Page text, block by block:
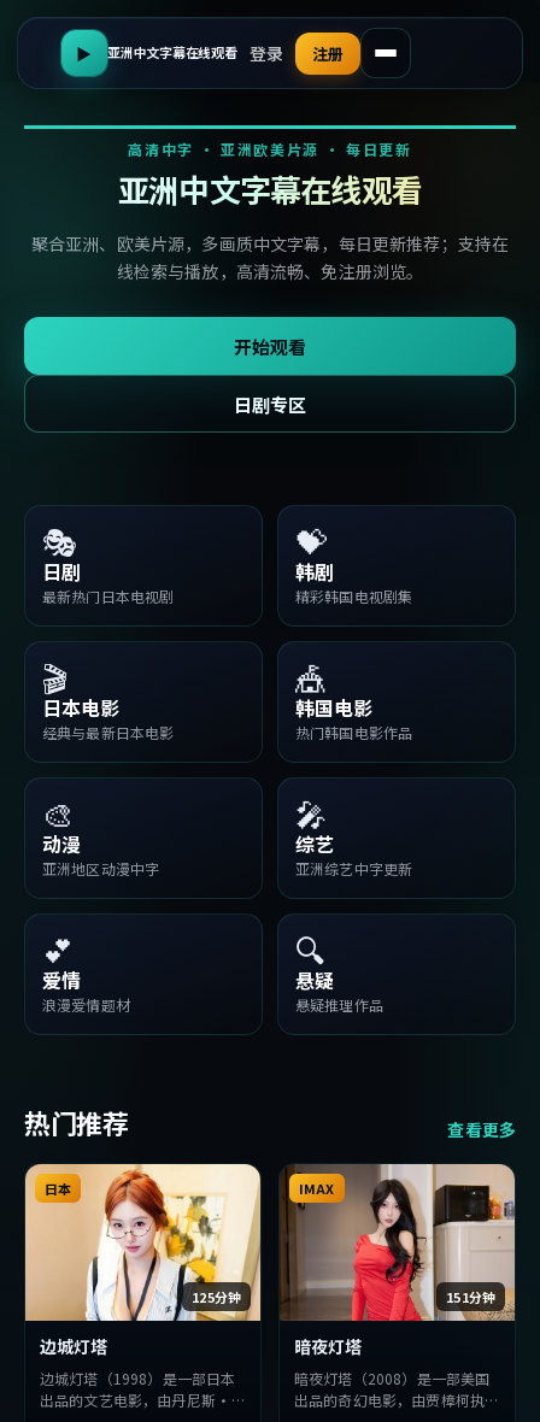
▶ 亚洲中文字幕在线观看 登录 注册
高清中字 · 亚洲欧美片源 · 每日更新
亚洲中文字幕在线观看
聚合亚洲、欧美片源，多画质中文字幕，每日更新推荐；支持在
线检索与播放，高清流畅、免注册浏览。
开始观看
日剧专区
🎭
日剧
最新热门日本电视剧
💝
韩剧
精彩韩国电视剧集
🎬
日本电影
经典与最新日本电影
🎪
韩国电影
热门韩国电影作品
🎨
动漫
亚洲地区动漫中字
🎤
综艺
亚洲综艺中字更新
💕
爱情
浪漫爱情题材
🔍
悬疑
悬疑推理作品
热门推荐 查看更多
125分钟
日本
边城灯塔
边城灯塔（1998）是一部日本
出品的文艺电影，由丹尼斯·
151分钟
IMAX
暗夜灯塔
暗夜灯塔（2008）是一部美国
出品的奇幻电影，由贾樟柯执